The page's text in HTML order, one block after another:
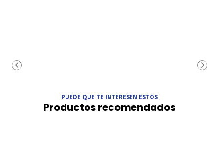
PUEDE QUE TE INTERESEN ESTOS
Productos recomendados